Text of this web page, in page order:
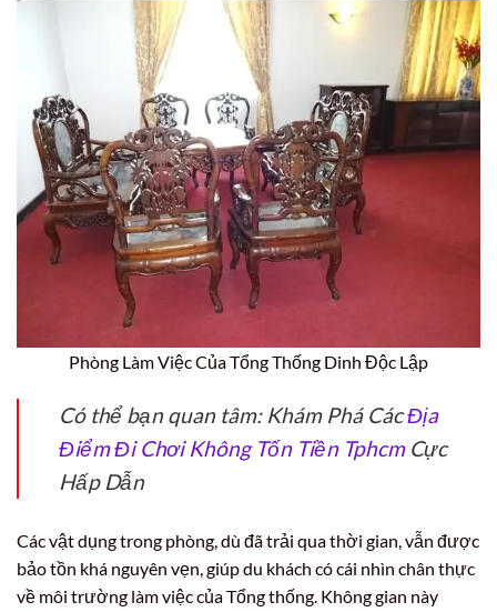
Phòng Làm Việc Của Tổng Thống Dinh Độc Lập
Có thể bạn quan tâm: Khám Phá CácĐịa
Điểm Đi Chơi Không Tốn Tiền TphcmCực
Hấp Dẫn
Các vật dụng trong phòng, dù đã trải qua thời gian, vẫn được
bảo tồn khá nguyên vẹn, giúp du khách có cái nhìn chân thực
về môi trường làm việc của Tổng thống. Không gian này